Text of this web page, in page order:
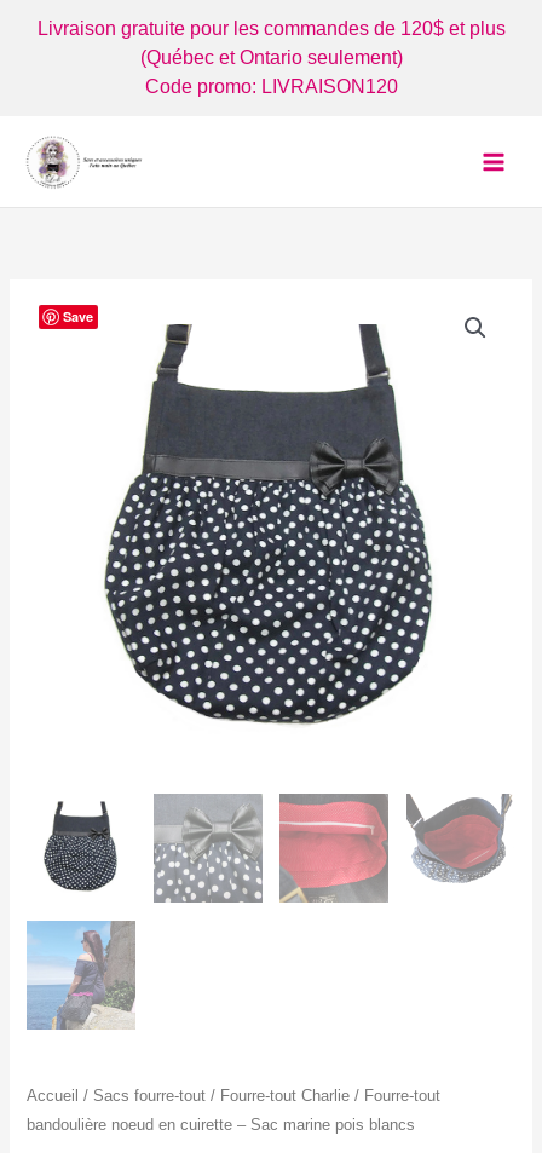
Livraison gratuite pour les commandes de 120$ et plus
(Québec et Ontario seulement)
Code promo: LIVRAISON120
Save
Accueil / Sacs fourre-tout / Fourre-tout Charlie / Fourre-tout
bandoulière noeud en cuirette – Sac marine pois blancs